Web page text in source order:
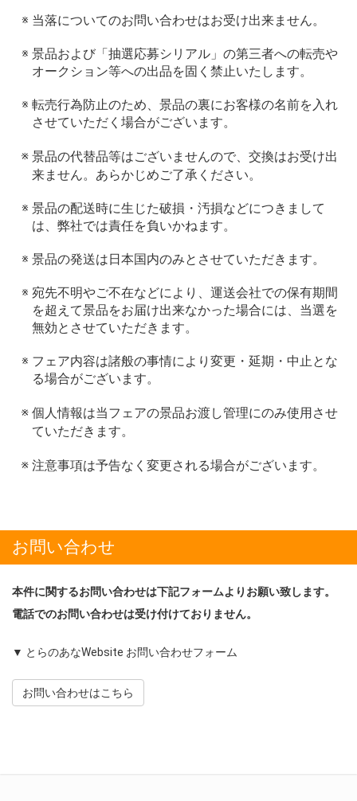
当落についてのお問い合わせはお受け出来ません。
景品および「抽選応募シリアル」の第三者への転売や
オークション等への出品を固く禁止いたします。
転売行為防止のため、景品の裏にお客様の名前を入れ
させていただく場合がございます。
景品の代替品等はございませんので、交換はお受け出
来ません。あらかじめご了承ください。
景品の配送時に生じた破損・汚損などにつきまして
は、弊社では責任を負いかねます。
景品の発送は日本国内のみとさせていただきます。
宛先不明やご不在などにより、運送会社での保有期間
を超えて景品をお届け出来なかった場合には、当選を
無効とさせていただきます。
フェア内容は諸般の事情により変更・延期・中止とな
る場合がございます。
個人情報は当フェアの景品お渡し管理にのみ使用させ
ていただきます。
注意事項は予告なく変更される場合がございます。
お問い合わせ
本件に関するお問い合わせは下記フォームよりお願い致します。
電話でのお問い合わせは受け付けておりません。
▼ とらのあなWebsite お問い合わせフォーム
お問い合わせはこちら